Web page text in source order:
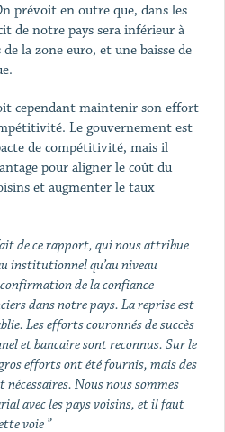
prévoit en outre que, dans les
de notre pays sera inférieur à
la zone euro, et une baisse de
cependant maintenir son effort
Le gouvernement est
de compétitivité, mais il
pour aligner le coût du
et augmenter le taux
de ce rapport, qui nous attribue
institutionnel qu’au niveau
de la confiance
dans notre pays. La reprise est
Les efforts couronnés de succès
et bancaire sont reconnus. Sur le
efforts ont été fournis, mais des
Nous nous sommes
avec les pays voisins, et il faut
voie ”